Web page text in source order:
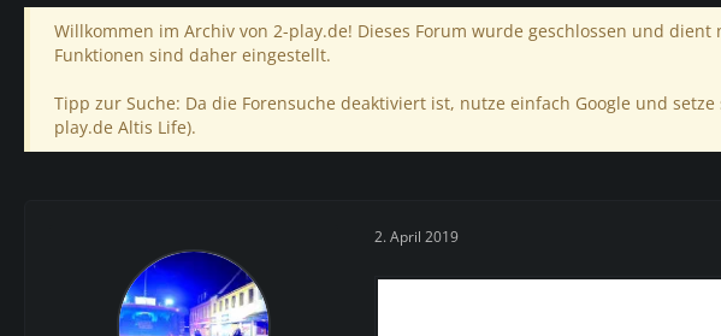
Willkommen im Archiv von 2-play.de! Dieses Forum wurde geschlossen und
Funktionen sind daher eingestellt.
Tipp zur Suche: Da die Forensuche deaktiviert ist, nutze einfach Google und
play.de Altis Life).
2. April 2019